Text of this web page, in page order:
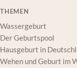
THEMEN
Wassergeburt
Der Geburtspool
Hausgeburt in
Wehen und Geburt im